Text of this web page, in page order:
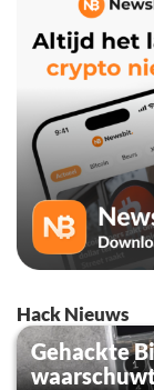
Hack Nieuws
Gehackte